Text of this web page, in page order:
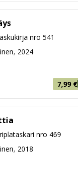
nro 541
2024
7,99 €
nro 469
2018